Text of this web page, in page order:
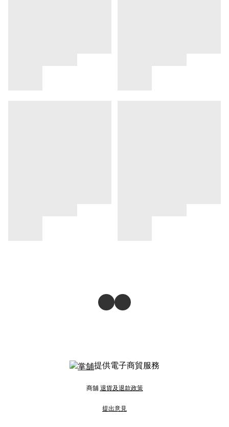
提供電子商貿服務
商舖 退貨及退款政策
提出意見